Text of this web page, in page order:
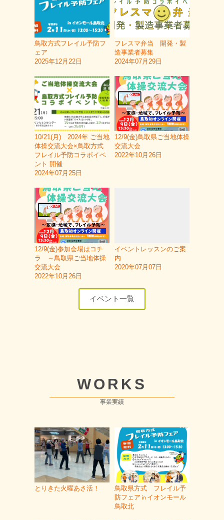
鳥取方式フレイル予防フ
ェア
2025年12月22日
フレスマ弁当 開発・製
造事業者募集
2024年07月29日
10/21(月) 2024年 ご当地
体操交流大会×鳥取方式
フレイル予防コラボイベ
ント 開催
2024年07月25日
12/9(金)鳥取県ご当地体操
交流大会
2022年10月26日
12/9(金)参加会場はコチ
ラ ～鳥取県ご当地体操
交流大会
2022年10月26日
イベントレッスンのご案
内
2020年07月07日
イベント一覧
WORKS
事業実績
とりきた火曜あさ活！
鳥取県方式 フレイル予
防フェア㏌イオンモール
鳥取北